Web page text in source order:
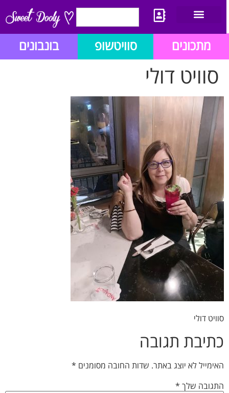
מתכונים סוויטשופ בונבונים
סוויט דולי
סוויט דולי
כתיבת תגובה
האימייל לא יוצג באתר. שדות החובה מסומנים *
התגובה שלך*